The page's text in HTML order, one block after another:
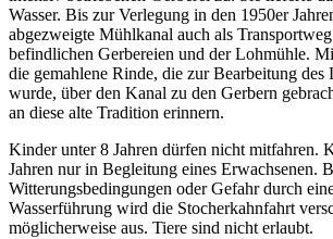
Wasser. Bis zur Verlegung in den 1950er
abgezweigte Mühlkanal auch als
befindlichen Gerbereien und der Lohmühle.
die gemahlene Rinde, die zur Bearbeitung des
wurde, über den Kanal zu den Gerbern
an diese alte Tradition erinnern.
Kinder unter 8 Jahren dürfen nicht mitfahren.
Jahren nur in Begleitung eines Erwachsenen.
Witterungsbedingungen oder Gefahr durch
Wasserführung wird die Stocherkahnfahrt
möglicherweise aus. Tiere sind nicht erlaubt.